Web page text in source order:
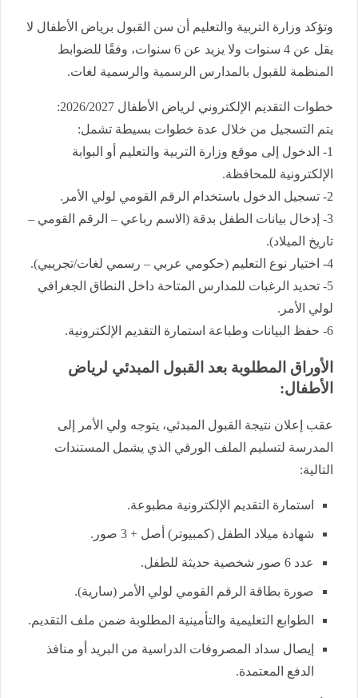
وتؤكد وزارة التربية والتعليم أن سن القبول برياض الأطفال لا
يقل عن 4 سنوات ولا يزيد عن 6 سنوات، وفقًا للضوابط
المنظمة للقبول بالمدارس الرسمية والرسمية لغات.
خطوات التقديم الإلكتروني لرياض الأطفال 2026/2027:
يتم التسجيل من خلال عدة خطوات بسيطة تشمل:
1- الدخول إلى موقع وزارة التربية والتعليم أو البوابة
الإلكترونية للمحافظة.
2- تسجيل الدخول باستخدام الرقم القومي لولي الأمر.
3- إدخال بيانات الطفل بدقة (الاسم رباعي – الرقم القومي –
تاريخ الميلاد).
4- اختيار نوع التعليم (حكومي عربي – رسمي لغات/تجريبي).
5- تحديد الرغبات للمدارس المتاحة داخل النطاق الجغرافي
لولي الأمر.
6- حفظ البيانات وطباعة استمارة التقديم الإلكترونية.
الأوراق المطلوبة بعد القبول المبدئي لرياض
الأطفال:
عقب إعلان نتيجة القبول المبدئي، يتوجه ولي الأمر إلى
المدرسة لتسليم الملف الورقي الذي يشمل المستندات
التالية:
استمارة التقديم الإلكترونية مطبوعة.
شهادة ميلاد الطفل (كمبيوتر) أصل + 3 صور.
عدد 6 صور شخصية حديثة للطفل.
صورة بطاقة الرقم القومي لولي الأمر (سارية).
الطوابع التعليمية والتأمينية المطلوبة ضمن ملف التقديم.
إيصال سداد المصروفات الدراسية من البريد أو منافذ
الدفع المعتمدة.